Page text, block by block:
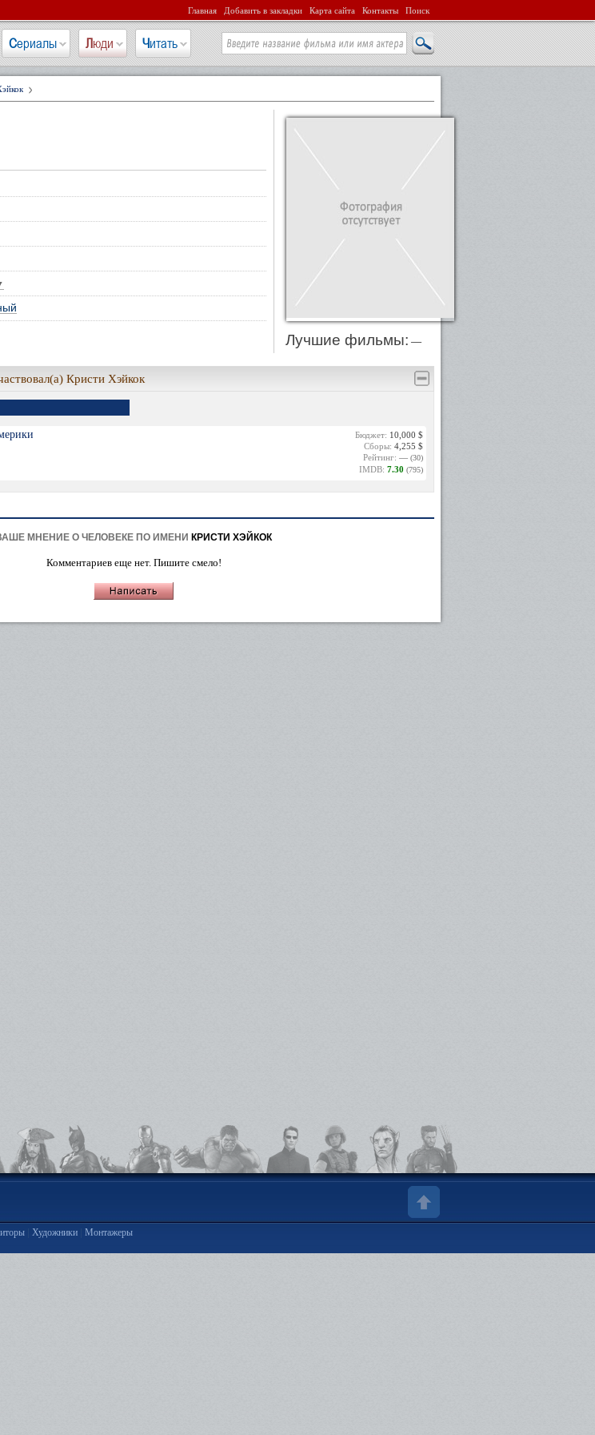
Главная Добавить в закладки Карта сайта Контакты Поиск
Сериалы Люди Читать
Лучшие фильмы: —
Кристи Хэйкок
Бюджет: 10,000 $
Сборы: 4,255 $
Рейтинг: — (30)
IMDB: 7.30 (795)
МНЕНИЕ О ЧЕЛОВЕКЕ ПО ИМЕНИ КРИСТИ ХЭЙКОК
Комментариев еще нет. Пишите смело!
| Художники| Монтажеры